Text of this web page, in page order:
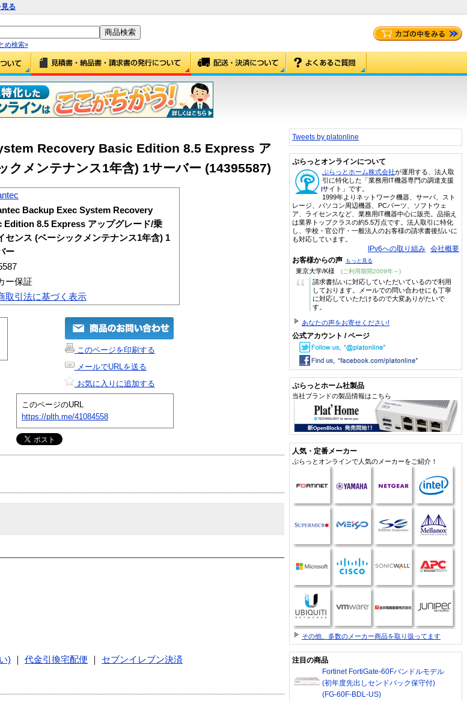
る
め検索»
Recovery Basic Edition 8.5 Express ア
クメンテナンス1年含) 1サーバー (14395587)
Backup Exec System Recovery
Edition 8.5 Express アップグレード/乗
センス (ベーシックメンテナンス1年含) 1
ー
ー保証
取引法に基づく表示
このページを印刷する
メールでURLを送る
お気に入りに追加する
このページのURL
https://plth.me/41084558
) 代金引換宅配便
セブンイレブン決済
Tweets by platonline
ぷらっとオンラインについて
ぷらっとホーム株式会社が運用する、法人取
引に特化した「業務用IT機器専門の調達支援
サイト」です。
1999年よりネットワーク機器、サーバ、スト
レージ、パソコン周辺機器、PCパーツ、ソフトウェ
ア、ライセンスなど、業務用IT機器中心に販売。品揃え
は業界トップクラスの約5.5万点です。法人取引に特化
し、学校・官公庁・一般法人のお客様の請求書後払いに
も対応しています。
IPv6への取り組み 会社概要
お客様からの声 もっと見る
東京大学/K様 (ご利用期間2009年～)
“
請求書払いに対応していただいているので利用
しております。メールでの問い合わせにも丁寧
に対応していただけるので大変ありがたいで
す。
あなたの声をお寄せください!
公式アカウント / ページ
ぷらっとホーム社製品
当社ブランドの製品情報はこちら
人気・定番メーカー
ぷらっとオンラインで人気のメーカーをご紹介！
その他、多数のメーカー商品を取り扱ってます
注目の商品
Fortinet FortiGate-60Fバンドルモデル
(初年度先出しセンドバック保守付)
(FG-60F-BDL-US)